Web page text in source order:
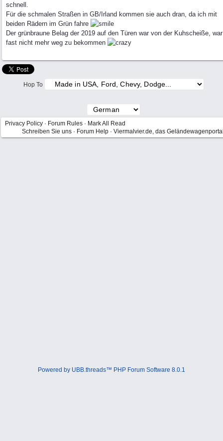
schnell.
Für die schmalen Straßen in GB/Irland kommen sie auch dran, da ich mit
beiden Rädern im Grün fahre
Der grünbraune Belag der 2019 auf den Türen war von der Kuhscheiße, war
fast nicht mehr weg zu bekommen
Hop To
Privacy Policy · Forum Rules · Mark All Read
Schreiben Sie uns · Forum Help · Viermalvier.de, das
Powered by UBB.threads™ PHP Forum Software 8.0.1